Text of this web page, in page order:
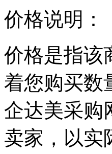
价格说明：
价格是指该
着您购买数
企达美采购
卖家，以实